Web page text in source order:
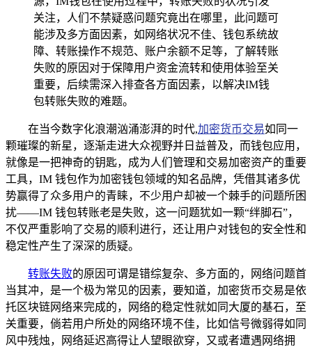
关注，人们不禁疑惑问题究竟出在哪里，此问题可
能涉及多方面因素，如网络状况不佳、钱包系统故
障、转账操作不规范、账户余额不足等，了解转账
失败的原因对于保障用户资金流转和使用体验至关
重要，后续需深入排查各方面因素，以解决IM钱
包转账失败的难题。
在当今数字化浪潮汹涌澎湃的时代,加密货币交易如同一
颗璀璨的新星，逐渐走进大众视野并日益普及，而钱包应用，
就像是一把神奇的钥匙，成为人们管理和交易加密资产的重要
工具，IM 钱包作为加密钱包领域的知名品牌，凭借其诸多优
势赢得了众多用户的青睐，不少用户却被一个棘手的问题所困
扰——IM 钱包转账老是失败，这一问题犹如一颗“绊脚石”，
不仅严重影响了交易的顺利进行，还让用户对钱包的安全性和
稳定性产生了深深的质疑。
转账失败的原因可谓是错综复杂、多方面的，网络问题首
当其冲，是一个极为常见的因素，要知道，加密货币交易是依
托区块链网络来完成的，网络的稳定性就如同大厦的基石，至
关重要，倘若用户所处的网络环境不佳，比如信号微弱得如同
风中残烛，网络延迟高得让人望眼欲穿，又或者遭遇网络拥